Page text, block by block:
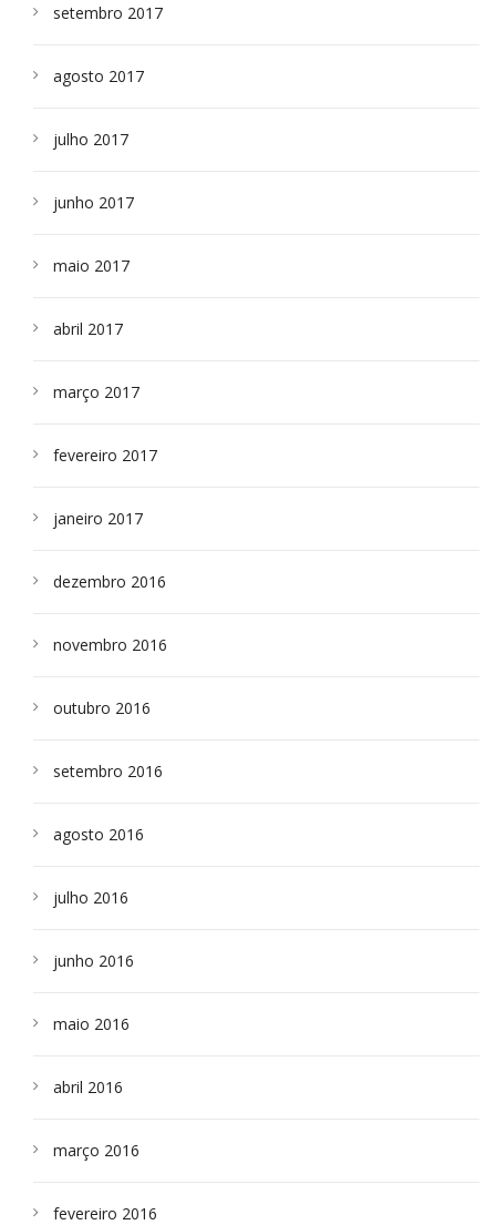
setembro 2017
agosto 2017
julho 2017
junho 2017
maio 2017
abril 2017
março 2017
fevereiro 2017
janeiro 2017
dezembro 2016
novembro 2016
outubro 2016
setembro 2016
agosto 2016
julho 2016
junho 2016
maio 2016
abril 2016
março 2016
fevereiro 2016